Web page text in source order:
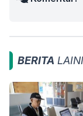
BERITA